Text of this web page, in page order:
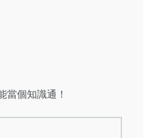
當個知識通！